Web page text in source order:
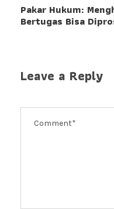
Pakar Hukum:
Bertugas Bisa
Leave a Reply